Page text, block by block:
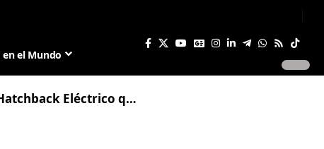
el Mundo
Eléctrico que Arribará en 2025